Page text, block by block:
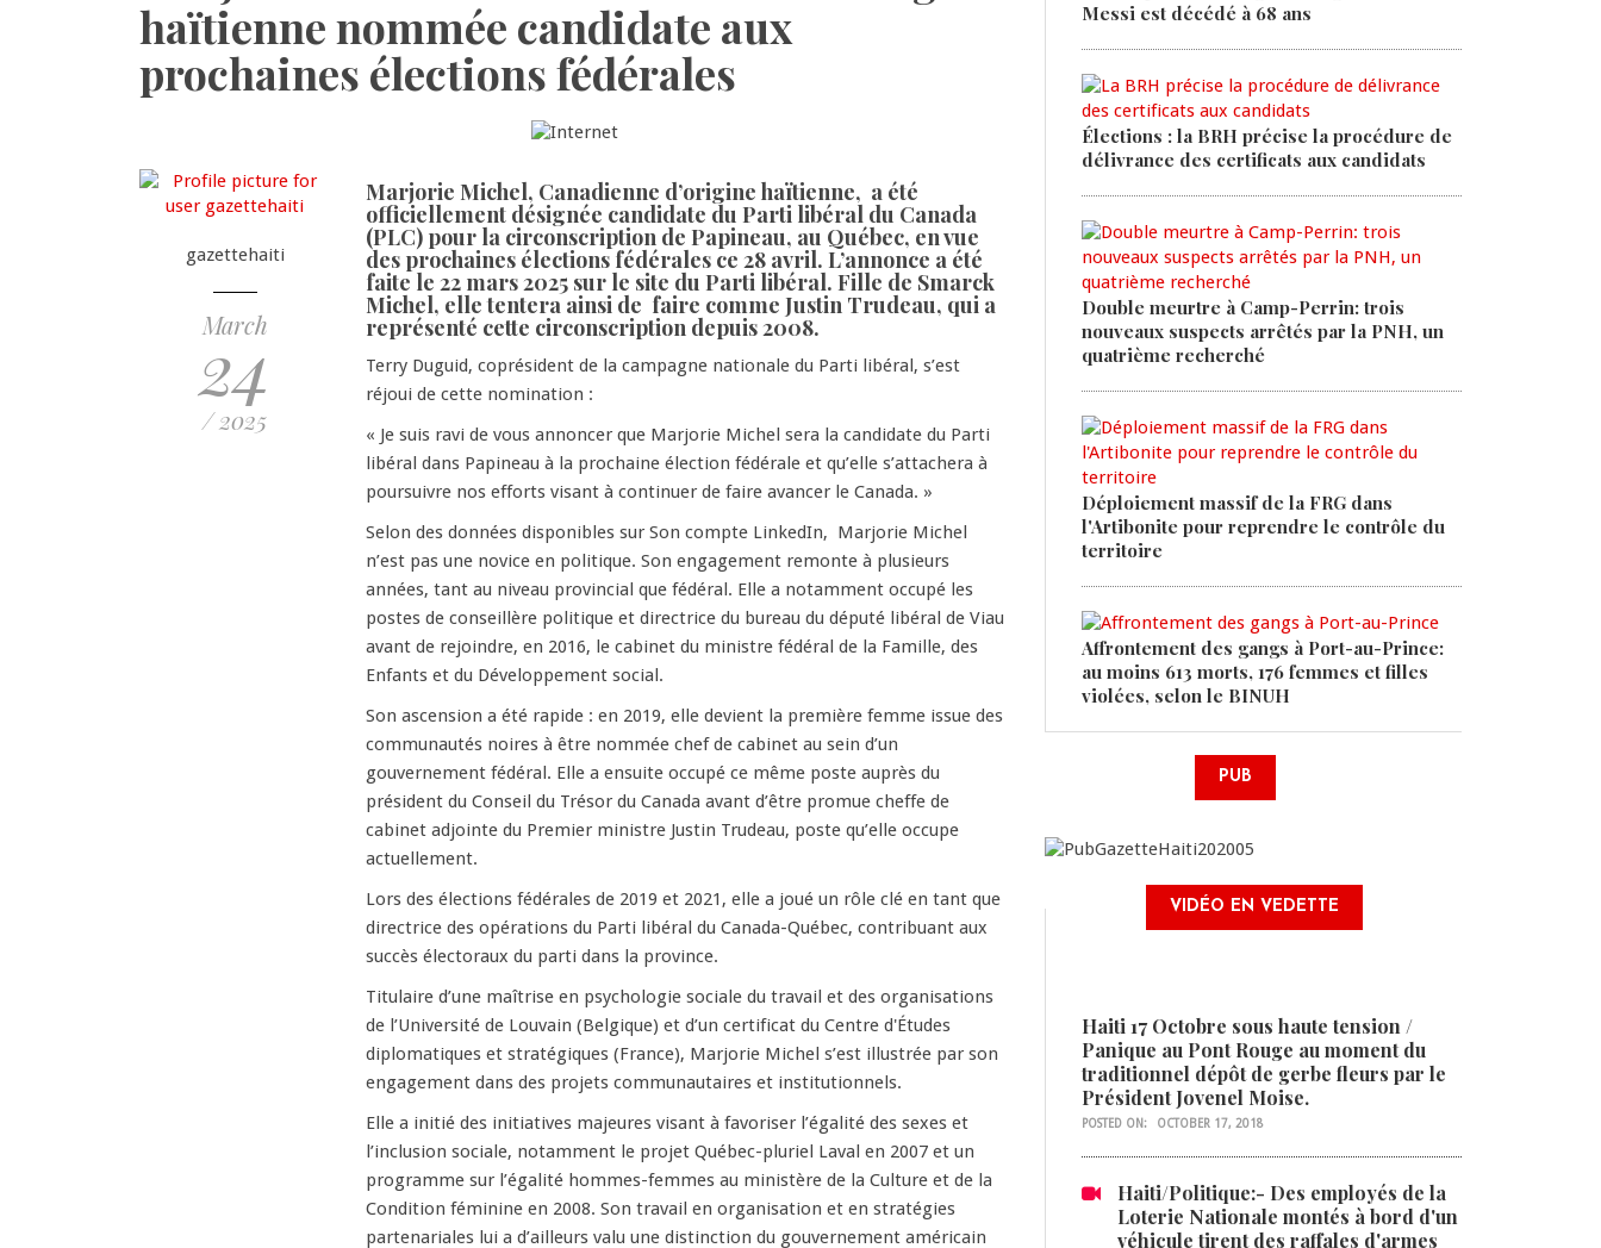
haïtienne nommée candidate aux
prochaines élections fédérales
gazettehaiti
March
24
/ 2025
Marjorie Michel, Canadienne d’origine haïtienne, a été
officiellement désignée candidate du Parti libéral du Canada
(PLC) pour la circonscription de Papineau, au Québec, en vue
des prochaines élections fédérales ce 28 avril. L’annonce a été
faite le 22 mars 2025 sur le site du Parti libéral. Fille de Smarck
Michel, elle tentera ainsi de faire comme Justin Trudeau, qui a
représenté cette circonscription depuis 2008.
Terry Duguid, coprésident de la campagne nationale du Parti libéral, s’est
réjoui de cette nomination :
« Je suis ravi de vous annoncer que Marjorie Michel sera la candidate du Parti
libéral dans Papineau à la prochaine élection fédérale et qu’elle s’attachera à
poursuivre nos efforts visant à continuer de faire avancer le Canada. »
Selon des données disponibles sur Son compte LinkedIn, Marjorie Michel
n’est pas une novice en politique. Son engagement remonte à plusieurs
années, tant au niveau provincial que fédéral. Elle a notamment occupé les
postes de conseillère politique et directrice du bureau du député libéral de Viau
avant de rejoindre, en 2016, le cabinet du ministre fédéral de la Famille, des
Enfants et du Développement social.
Son ascension a été rapide : en 2019, elle devient la première femme issue des
communautés noires à être nommée chef de cabinet au sein d’un
gouvernement fédéral. Elle a ensuite occupé ce même poste auprès du
président du Conseil du Trésor du Canada avant d’être promue cheffe de
cabinet adjointe du Premier ministre Justin Trudeau, poste qu’elle occupe
actuellement.
Lors des élections fédérales de 2019 et 2021, elle a joué un rôle clé en tant que
directrice des opérations du Parti libéral du Canada-Québec, contribuant aux
succès électoraux du parti dans la province.
Titulaire d’une maîtrise en psychologie sociale du travail et des organisations
de l’Université de Louvain (Belgique) et d’un certificat du Centre d'Études
diplomatiques et stratégiques (France), Marjorie Michel s’est illustrée par son
engagement dans des projets communautaires et institutionnels.
Elle a initié des initiatives majeures visant à favoriser l’égalité des sexes et
l’inclusion sociale, notamment le projet Québec-pluriel Laval en 2007 et un
programme sur l’égalité hommes-femmes au ministère de la Culture et de la
Condition féminine en 2008. Son travail en organisation et en stratégies
partenariales lui a d’ailleurs valu une distinction du gouvernement américain
Messi est décédé à 68 ans
Élections : la BRH précise la procédure de
délivrance des certificats aux candidats
Double meurtre à Camp-Perrin: trois
nouveaux suspects arrêtés par la PNH, un
quatrième recherché
Déploiement massif de la FRG dans
l'Artibonite pour reprendre le contrôle du
territoire
Affrontement des gangs à Port-au-Prince:
au moins 613 morts, 176 femmes et filles
violées, selon le BINUH
PUB
VIDÉO EN VEDETTE
Haiti 17 Octobre sous haute tension /
Panique au Pont Rouge au moment du
traditionnel dépôt de gerbe fleurs par le
Président Jovenel Moise.
POSTED ON: OCTOBER 17, 2018
Haiti/Politique:- Des employés de la
Loterie Nationale montés à bord d'un
véhicule tirent des raffales d'armes